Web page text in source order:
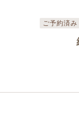
ご予約済み